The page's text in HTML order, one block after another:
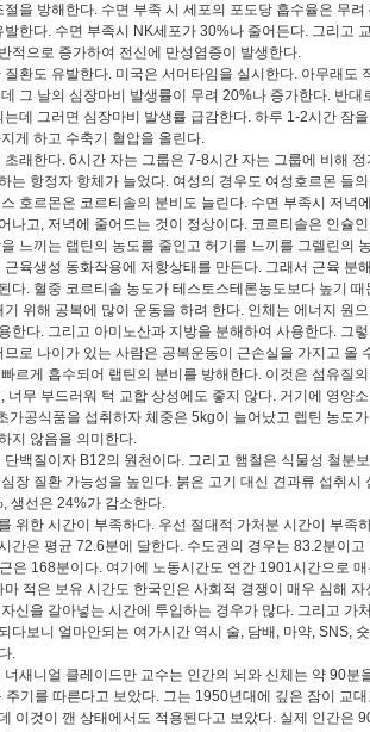
절을 방해한다. 수면 부족 시 세포의 포도당 흡수율은 무
발한다. 수면 부족시 NK세포가 30%나 줄어든다. 그리고
적으로 증가하여 전신에 만성염증이 발생한다.
질환도 유발한다. 미국은 서머타임을 실시한다. 아무래도
그 날의 심장마비 발생률이 무려 20%나 증가한다. 반대
는데 그러면 심장마비 발생률 급감한다. 하루 1-2시간 잠
게 하고 수축기 혈압을 올린다.
초래한다. 6시간 자는 그룹은 7-8시간 자는 그룹에 비해
는 항정자 항체가 늘었다. 여성의 경우도 여성호르몬 들
호르몬은 코르티솔의 분비도 늘린다. 수면 부족시 저녁
나고, 저녁에 줄어드는 것이 정상이다. 코르티솔은 인슐
느끼는 랩틴의 농도를 줄인고 허기를 느끼를 그렐린의
육생성 동화작용에 저항상태를 만든다. 그래서 근육 분
다. 혈중 코르티솔 농도가 테스토스테론농도보다 높기 때
위해 공복에 많이 운동을 하려 한다. 인체는 에너지 원
한다. 그리고 아미노산과 지방을 분해하여 사용한다. 그
므로 나이가 있는 사람은 공복운동이 근손실을 가지고 올
르게 흡수되어 랩틴의 분비를 방해한다. 이것은 섬유질
너무 부드러워 턱 교합 상성에도 좋지 않다. 거기에 영양
가공식품을 섭취하자 체중은 5kg이 늘어났고 렙틴 농도
지 않음을 의미한다.
단백질이자 B12의 원천이다. 그리고 햄철은 식물성 철분
장 질환 가능성을 높인다. 붉은 고기 대신 견과류 섭취시
생선은 24%가 감소한다.
위한 시간이 부족하다. 우선 절대적 가처분 시간이 부족
간은 평균 72.6분에 달한다. 수도권의 경우는 83.2분이
은 168분이다. 여기에 노동시간도 연간 1901시간으로
적은 보유 시간도 한국인은 사회적 경쟁이 매우 심해 자
신을 갈아넣는 시간에 투입하는 경우가 많다. 그리고 가
다보니 얼마안되는 여가시간 역시 술, 담배, 마약, SNS,
.
너새니얼 클레이드만 교수는 인간의 뇌와 신체는 약 90분
주기를 따른다고 보았다. 그는 1950년대에 깊은 잠이 교
이것이 깬 상태에서도 적용된다고 보았다. 실제 인간은